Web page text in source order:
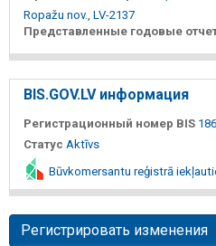
Ropažu nov., LV-2137
Представленные годовые
BIS.GOV.LV информация
Регистрационный номер BIS
Статус Aktīvs
Būvkomersantu reģistrā
Регистрировать изменения